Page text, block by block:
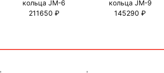
кольца JM-6
211650 ₽
кольца JM-9
145290 ₽